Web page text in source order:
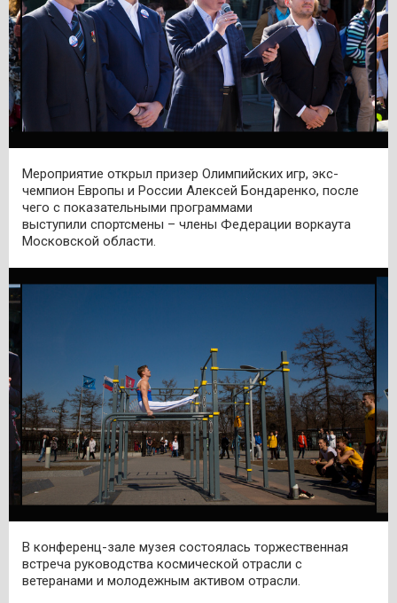
Мероприятие открыл призер Олимпийских игр, экс-
чемпион Европы и России Алексей Бондаренко, после
чего с показательными программами
выступили спортсмены – члены Федерации воркаута
Московской области.
В конференц-зале музея состоялась торжественная
встреча руководства космической отрасли с
ветеранами и молодежным активом отрасли.